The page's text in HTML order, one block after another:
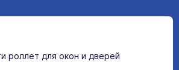
роллет для окон и дверей